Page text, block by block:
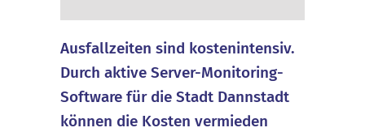
Ausfallzeiten sind kostenintensiv.
Durch aktive Server-Monitoring-
Software für die Stadt Dannstadt
können die Kosten vermieden